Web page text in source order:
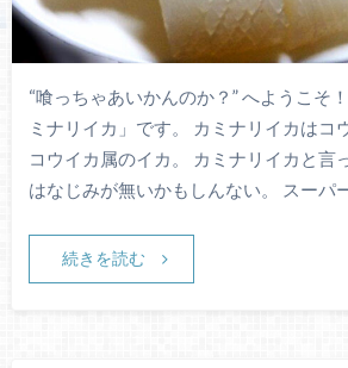
“喰っちゃあいかんのか？” へようこそ
ミナリイカ」です。 カミナリイカはコ
コウイカ属のイカ。 カミナリイカと言
はなじみが無いかもしんない。 スーパ
続きを読む